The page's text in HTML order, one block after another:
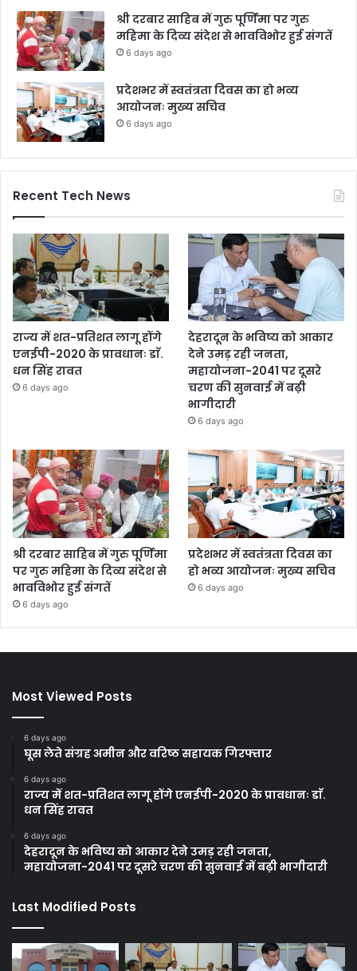
श्री दरबार साहिब में गुरु पूर्णिमा पर गुरु
महिमा के दिव्य संदेश से भावविभोर हुई संगतें
6 days ago
प्रदेशभर में स्वतंत्रता दिवस का हो भव्य
आयोजनः मुख्य सचिव
6 days ago
Recent Tech News
राज्य में शत-प्रतिशत लागू होंगे
एनईपी-2020 के प्रावधानः डाॅ.
धन सिंह रावत
6 days ago
देहरादून के भविष्य को आकार
देने उमड़ रही जनता,
महायोजना-2041 पर दूसरे
चरण की सुनवाई में बढ़ी
भागीदारी
6 days ago
श्री दरबार साहिब में गुरु पूर्णिमा
पर गुरु महिमा के दिव्य संदेश से
भावविभोर हुई संगतें
6 days ago
प्रदेशभर में स्वतंत्रता दिवस का
हो भव्य आयोजनः मुख्य सचिव
6 days ago
Most Viewed Posts
6 days ago
घूस लेते संग्रह अमीन और वरिष्ठ सहायक गिरफ्तार
6 days ago
राज्य में शत-प्रतिशत लागू होंगे एनईपी-2020 के प्रावधानः डाॅ.
धन सिंह रावत
6 days ago
देहरादून के भविष्य को आकार देने उमड़ रही जनता,
महायोजना-2041 पर दूसरे चरण की सुनवाई में बढ़ी भागीदारी
Last Modified Posts